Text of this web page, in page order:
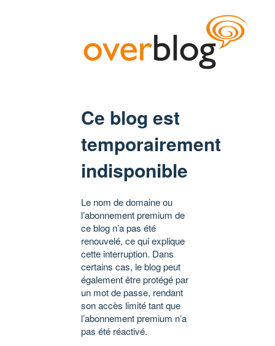
Ce blog est
temporairement
indisponible
Le nom de domaine ou
l’abonnement premium de
ce blog n’a pas été
renouvelé, ce qui explique
cette interruption. Dans
certains cas, le blog peut
également être protégé par
un mot de passe, rendant
son accès limité tant que
l’abonnement premium n’a
pas été réactivé.